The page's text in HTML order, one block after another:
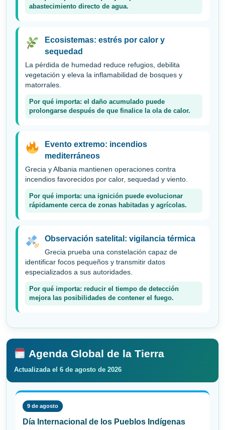
abastecimiento directo de agua.
Ecosistemas: estrés por calor y
sequedad
La pérdida de humedad reduce refugios, debilita
vegetación y eleva la inflamabilidad de bosques y
matorrales.
Por qué importa: el daño acumulado puede
prolongarse después de que finalice la ola de calor.
Evento extremo: incendios
mediterráneos
Grecia y Albania mantienen operaciones contra
incendios favorecidos por calor, sequedad y viento.
Por qué importa: una ignición puede evolucionar
rápidamente cerca de zonas habitadas y agrícolas.
Observación satelital: vigilancia térmica
Grecia prueba una constelación capaz de
identificar focos pequeños y transmitir datos
especializados a sus autoridades.
Por qué importa: reducir el tiempo de detección
mejora las posibilidades de contener el fuego.
Agenda Global de la Tierra
Actualizada el 6 de agosto de 2026
9 de agosto
Día Internacional de los Pueblos Indígenas